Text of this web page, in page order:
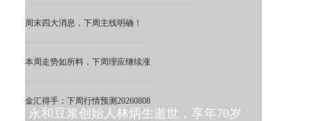
周末四大消息，下周主线明确！
本周走势如所料，下周理应继续涨
金汇得手：下周行情预测20260808
永和豆浆创始人林炳生逝世，享年70岁